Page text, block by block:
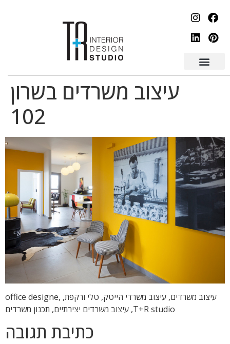
עיצוב משרדים בשרון
102
עיצוב משרדים, עיצוב משרדי הייטק, טלי ורקפת, office designe,
T+R studio, עיצוב משרדים יצירתיים, תכנון משרדים
כתיבת תגובה